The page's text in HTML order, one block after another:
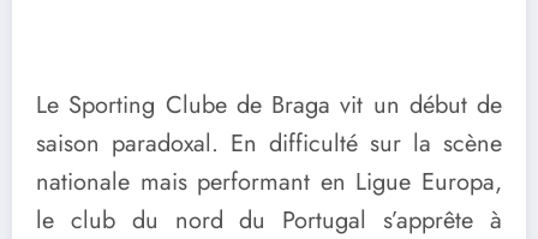
Le Sporting Clube de Braga vit un début de
saison paradoxal. En difficulté sur la scène
nationale mais performant en Ligue Europa,
le club du nord du Portugal s’apprête à